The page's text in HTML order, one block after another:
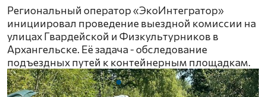
Региональный оператор «ЭкоИнтегратор»
инициировал проведение выездной комиссии на
улицах Гвардейской и Физкультурников в
Архангельске. Её задача - обследование
подъездных путей к контейнерным площадкам.